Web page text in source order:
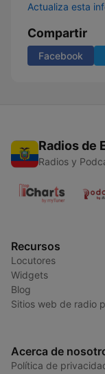
Actualiza esta
Compartir
Facebook
Radios de
Radios y
Recursos
Locutores
Widgets
Blog
Sitios web de radio
Acerca de
Política de